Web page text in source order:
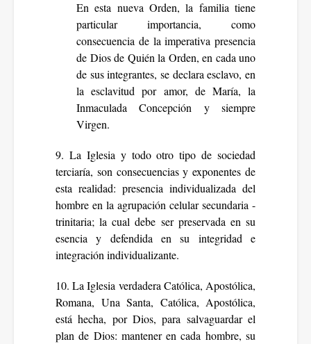
En esta nueva Orden, la familia tiene
particular importancia, como
consecuencia de la imperativa presencia
de Dios de Quién la Orden, en cada uno
de sus integrantes, se declara esclavo, en
la esclavitud por amor, de María, la
Inmaculada Concepción y siempre
Virgen.
9. La Iglesia y todo otro tipo de sociedad
terciaría, son consecuencias y exponentes de
esta realidad: presencia individualizada del
hombre en la agrupación celular secundaria -
trinitaria; la cual debe ser preservada en su
esencia y defendida en su integridad e
integración individualizante.
10. La Iglesia verdadera Católica, Apostólica,
Romana, Una Santa, Católica, Apostólica,
está hecha, por Dios, para salvaguardar el
plan de Dios: mantener en cada hombre, su